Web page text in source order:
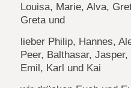
Louisa, Marie, Alva,
Greta und
lieber Philip, Hannes,
Peer, Balthasar,
Emil, Karl und Kai